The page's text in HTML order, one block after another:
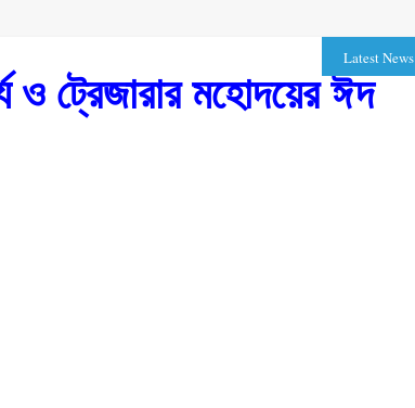
Latest News
ও ট্রেজারার মহোদয়ের ঈদ